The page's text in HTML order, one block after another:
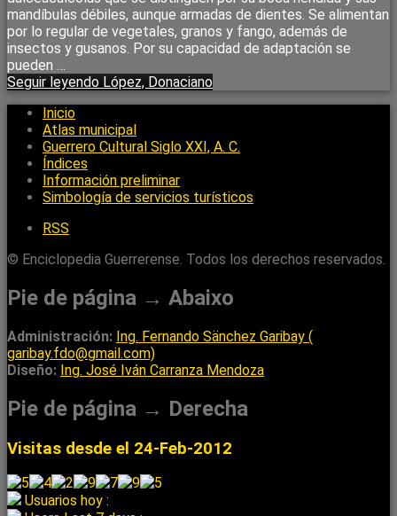
mandíbulas débiles, aunque armadas de dientes. Se alimentan
por lo regular de vegetales, granos y fango, además de
insectos y gusanos. Por su capacidad de adaptación se
pueden …
Seguir leyendo López, Donaciano
Inicio
Atlas municipal
Guerrero Cultural Siglo XXI, A. C.
Índices
Información preliminar
Simbología de servicios turísticos
RSS
© Enciclopedia Guerrerense. Todos los derechos reservados.
Pie de página → Abaixo
Administración: Ing. Fernando Sänchez Garibay (
garibay.fdo@gmail.com)
Diseño: Ing. José Iván Carranza Mendoza
Pie de página → Derecha
Visitas desde el 24-Feb-2012
Usuarios hoy :